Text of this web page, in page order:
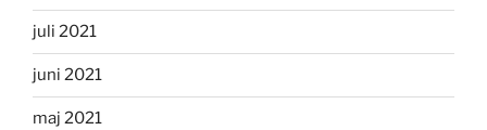
juli 2021
juni 2021
maj 2021